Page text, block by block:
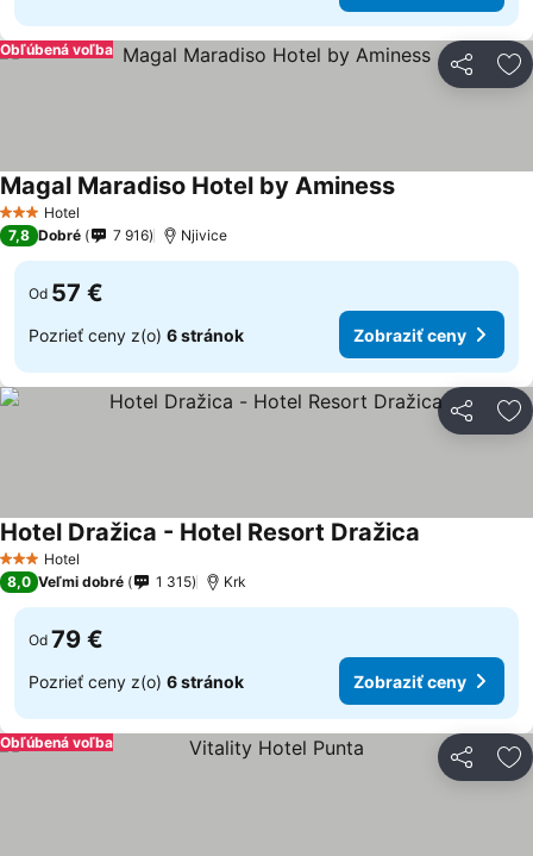
Zdieľať
Obľúbená voľba
3 Počet hviezdičiek
Hotel
Magal Maradiso Hotel by AminessZobraziť ceny
7,8 Dobré 7 916 Njivice
Od 57 €
Pozrieť ceny z(o) 6 stránok Zobraziť ceny
Zdieľať
3 Počet hviezdičiek
Hotel
Hotel Dražica - Hotel Resort Dražica
8,0 Veľmi dobré 1 315 Krk
Od 79 €
Pozrieť ceny z(o) 6 stránok Zobraziť ceny
Zdieľať
Obľúbená voľba